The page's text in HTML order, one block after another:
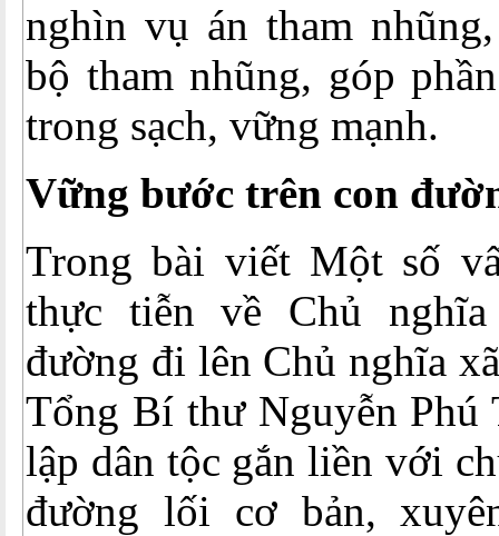
nghìn vụ án tham
bộ tham nhũng, góp
trong sạch, vững mạnh.
Vững bước trên con
Trong bài viết Một số
thực tiễn về Chủ
đường đi lên Chủ nghĩa
Tổng Bí thư Nguyễn Phú
lập dân tộc gắn liền với
đường lối cơ bản,